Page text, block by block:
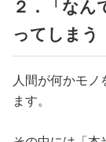
２．「なん
ってしまう
人間が何かモ
ます。